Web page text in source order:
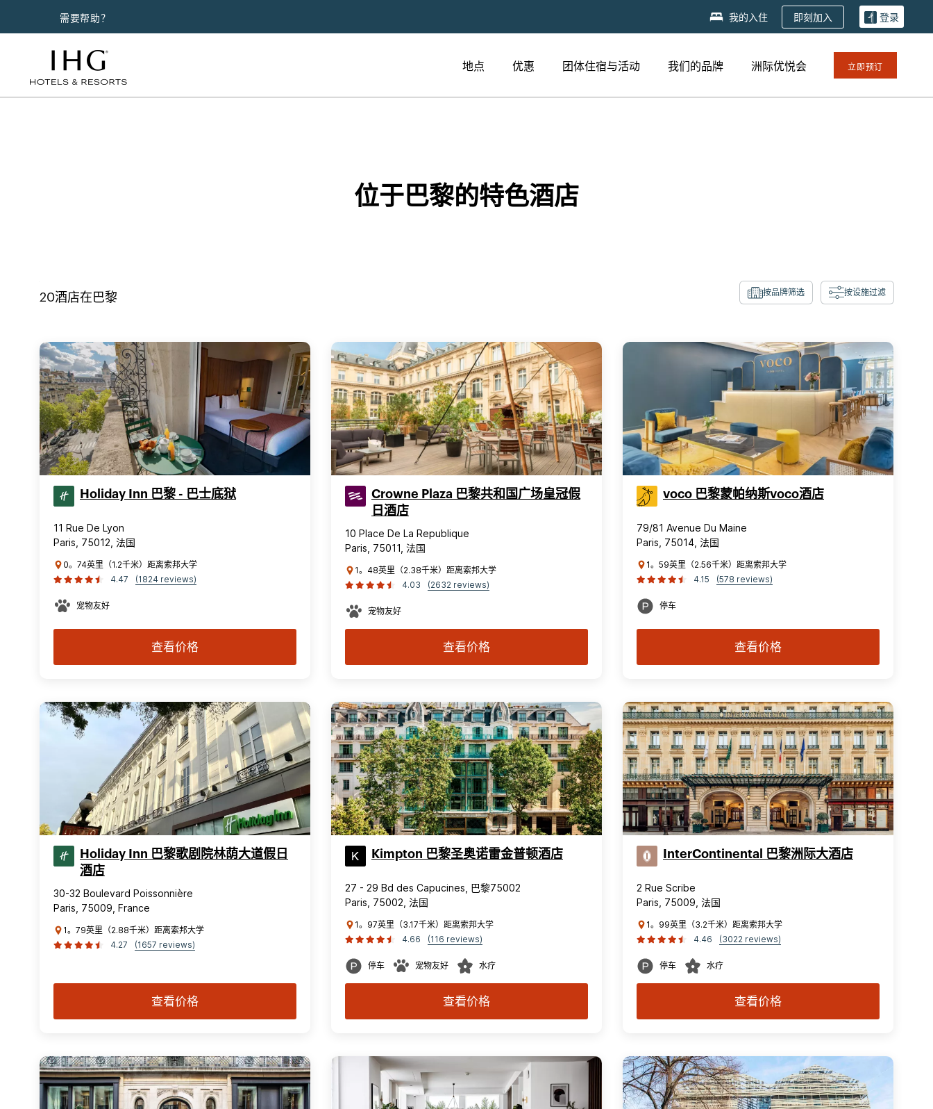
需要帮助？ 我的入住 即刻加入 登录
地点 优惠 团体住宿与活动 我们的品牌 洲际优悦会 立即预订
位于巴黎的特色酒店
20酒店在 巴黎 按品牌筛选 按设施过滤
Holiday Inn 巴黎 - 巴士底狱
11 Rue De Lyon
Paris, 75012, 法国
0。74英里（1.2千米）距离索邦大学
4.47
(1824 reviews)
宠物友好
查看价格
Crowne Plaza 巴黎共和国广场皇冠假
日酒店
10 Place De La Republique
Paris, 75011, 法国
1。48英里（2.38千米）距离索邦大学
4.03
(2632 reviews)
宠物友好
查看价格
voco 巴黎蒙帕纳斯voco酒店
79/81 Avenue Du Maine
Paris, 75014, 法国
1。59英里（2.56千米）距离索邦大学
4.15
(578 reviews)
停车
查看价格
Holiday Inn 巴黎歌剧院林荫大道假日
酒店
30-32 Boulevard Poissonnière
Paris, 75009, France
1。79英里（2.88千米）距离索邦大学
4.27
(1657 reviews)
查看价格
Kimpton 巴黎圣奥诺雷金普顿酒店
27 - 29 Bd des Capucines, 巴黎75002
Paris, 75002, 法国
1。97英里（3.17千米）距离索邦大学
4.66
(116 reviews)
停车 宠物友好 水疗
查看价格
InterContinental 巴黎洲际大酒店
2 Rue Scribe
Paris, 75009, 法国
1。99英里（3.2千米）距离索邦大学
4.46
(3022 reviews)
停车 水疗
查看价格